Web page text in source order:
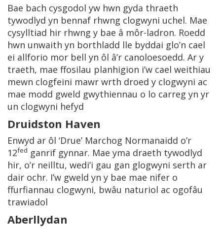
Bae bach cysgodol yw hwn gyda thraeth
tywodlyd yn bennaf rhwng clogwyni uchel. Mae
cysylltiad hir rhwng y bae â môr-ladron. Roedd
hwn unwaith yn borthladd lle byddai glo’n cael
ei allforio mor bell yn ôl â’r canoloesoedd. Ar y
traeth, mae ffosilau planhigion i’w cael weithiau
mewn clogfeini mawr wrth droed y clogwyni ac
mae modd gweld gwythiennau o lo carreg yn yr
un clogwyni hefyd
Druidston Haven
Enwyd ar ôl ‘Drue’ Marchog Normanaidd o’r
12fed ganrif gynnar. Mae yma draeth tywodlyd
hir, o’r neilltu, wedi’i gau gan glogwyni serth ar
dair ochr. I’w gweld yn y bae mae nifer o
ffurfiannau clogwyni, bwâu naturiol ac ogofâu
trawiadol
Aberllydan